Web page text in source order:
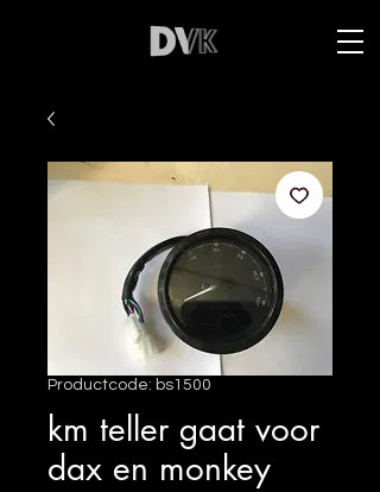
Productcode: bs1500
km teller gaat voor
dax en monkey